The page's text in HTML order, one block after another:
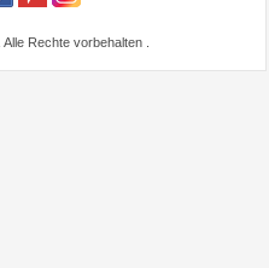
Rechte vorbehalten